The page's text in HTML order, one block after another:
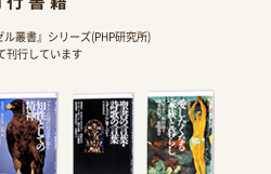
叢書』シリーズ(PHP研究所)
刊行しています